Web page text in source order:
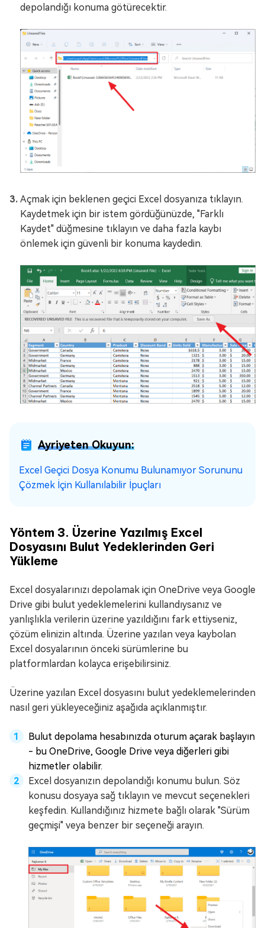
depolandığı konuma götürecektir.
Açmak için beklenen geçici Excel dosyanıza tıklayın.
Kaydetmek için bir istem gördüğünüzde, "Farklı
Kaydet" düğmesine tıklayın ve daha fazla kaybı
önlemek için güvenli bir konuma kaydedin.
Ayriyeten Okuyun:
Excel Geçici Dosya Konumu Bulunamıyor Sorununu
Çözmek İçin Kullanılabilir İpuçları
Yöntem 3. Üzerine Yazılmış Excel
Dosyasını Bulut Yedeklerinden Geri
Yükleme
Excel dosyalarınızı depolamak için OneDrive veya Google
Drive gibi bulut yedeklemelerini kullandıysanız ve
yanlışlıkla verilerin üzerine yazıldığını fark ettiyseniz,
çözüm elinizin altında. Üzerine yazılan veya kaybolan
Excel dosyalarının önceki sürümlerine bu
platformlardan kolayca erişebilirsiniz.
Üzerine yazılan Excel dosyasını bulut yedeklemelerinden
nasıl geri yükleyeceğiniz aşağıda açıklanmıştır.
Bulut depolama hesabınızda oturum açarak başlayın
- bu OneDrive, Google Drive veya diğerleri gibi
hizmetler olabilir.
Excel dosyanızın depolandığı konumu bulun. Söz
konusu dosyaya sağ tıklayın ve mevcut seçenekleri
keşfedin. Kullandığınız hizmete bağlı olarak "Sürüm
geçmişi" veya benzer bir seçeneği arayın.